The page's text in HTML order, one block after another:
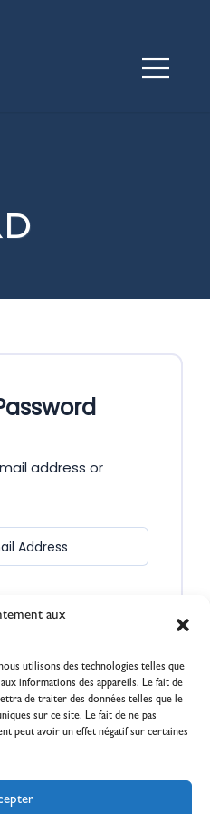
aux
utilisons des technologies telles que
informations des appareils. Le fait de
de traiter des données telles que le
sur ce site. Le fait de ne pas
peut avoir un effet négatif sur certaines
address or
Address